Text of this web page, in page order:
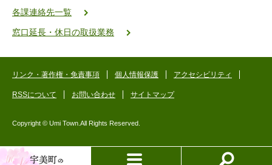
二
ゴ
各課連絡先一覧
窓口延長・休日の取扱業務
リンク・著作権・免責事項 個人情報保護 アクセシビリティ
RSSについて お問い合わせ サイトマップ
Copyright © Umi Town.All Rights Reserved.